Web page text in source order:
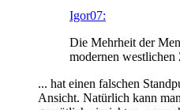
Igor07:
Die Mehrheit der
modernen
... hat einen falschen
Ansicht. Natürlich kann